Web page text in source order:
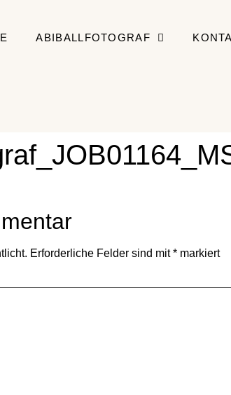
ABIBALLFOTOGRAF
Erforderliche Felder sind mit* markiert